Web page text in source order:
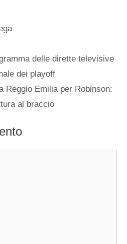
delle dirette televisive
dei playoff
Reggio Emilia per Robinson:
al braccio